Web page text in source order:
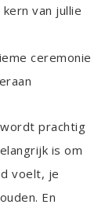
van jullie
ceremonie
prachtig
is om
voelt, je
En